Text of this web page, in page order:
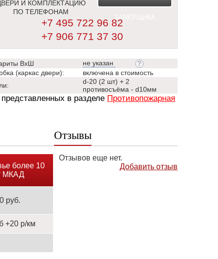
И КОМПЛЕКТАЦИЮ
ПО ТЕЛЕФОНАМ
+7 495 722 96 82
+7 906 771 37 30
ВхШ
не указан
(каркас двери):
включена в стоимость
d-20 (2 шт) + 2
противосъёма - d10мм
в разделе Противопожарная
более 10
МКАД
руб.
+20 р/км
Отзывы
Отзывов еще нет.
Добавить отзыв